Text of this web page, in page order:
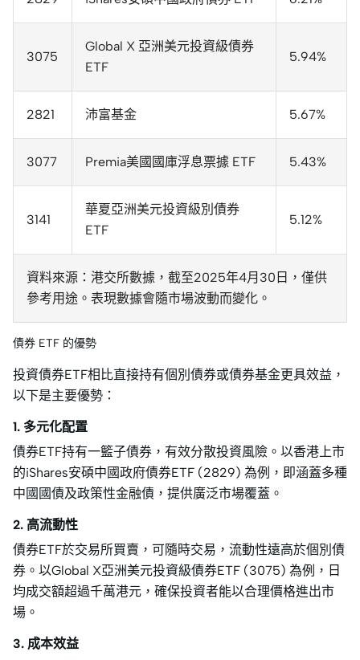
3075
Global X 亞洲美元投資級債券
ETF
5.94%
2821 沛富基金 5.67%
3077 Premia美國國庫浮息票據 ETF 5.43%
3141
華夏亞洲美元投資級別債券
ETF
5.12%
資料來源：港交所數據，截至2025年4月30日，僅供
參考用途。表現數據會隨市場波動而變化。
債券 ETF 的優勢
投資債券ETF相比直接持有個別債券或債券基金更具效益，
以下是主要優勢：
1. 多元化配置
債券ETF持有一籃子債券，有效分散投資風險。以香港上市
的iShares安碩中國政府債券ETF (2829) 為例，即涵蓋多種
中國國債及政策性金融債，提供廣泛市場覆蓋。
2. 高流動性
債券ETF於交易所買賣，可隨時交易，流動性遠高於個別債
券。以Global X亞洲美元投資級債券ETF (3075) 為例，日
均成交額超過千萬港元，確保投資者能以合理價格進出市
場。
3. 成本效益